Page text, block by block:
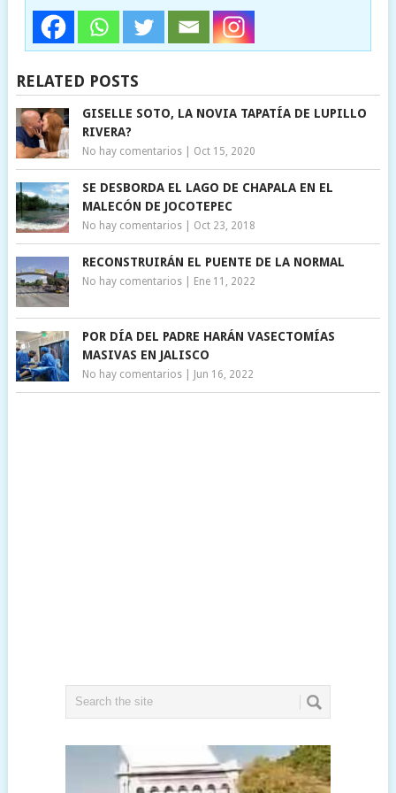
RELATED POSTS
GISELLE SOTO, LA NOVIA TAPATÍA DE LUPILLO
RIVERA?
No hay comentarios| Oct 15, 2020
SE DESBORDA EL LAGO DE CHAPALA EN EL
MALECÓN DE JOCOTEPEC
No hay comentarios| Oct 23, 2018
RECONSTRUIRÁN EL PUENTE DE LA NORMAL
No hay comentarios| Ene 11, 2022
POR DÍA DEL PADRE HARÁN VASECTOMÍAS
MASIVAS EN JALISCO
No hay comentarios| Jun 16, 2022